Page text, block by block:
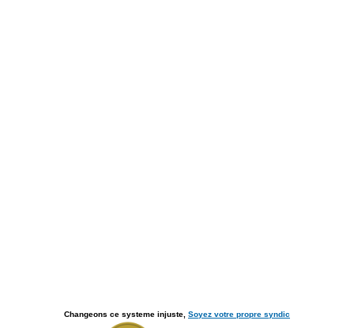
Changeons ce systeme injuste, Soyez votre propre syndic